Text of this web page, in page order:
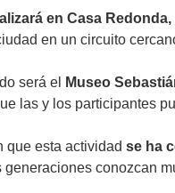
en Casa Redonda,
en un circuito
será el Museo
las y los participantes
que esta actividad se ha
conozcan